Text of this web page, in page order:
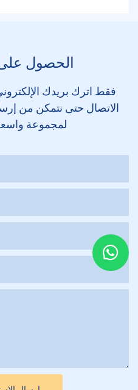
الحصول
فقط اترك بريدك
الاتصال حتى نتمكن من
لمجموعة